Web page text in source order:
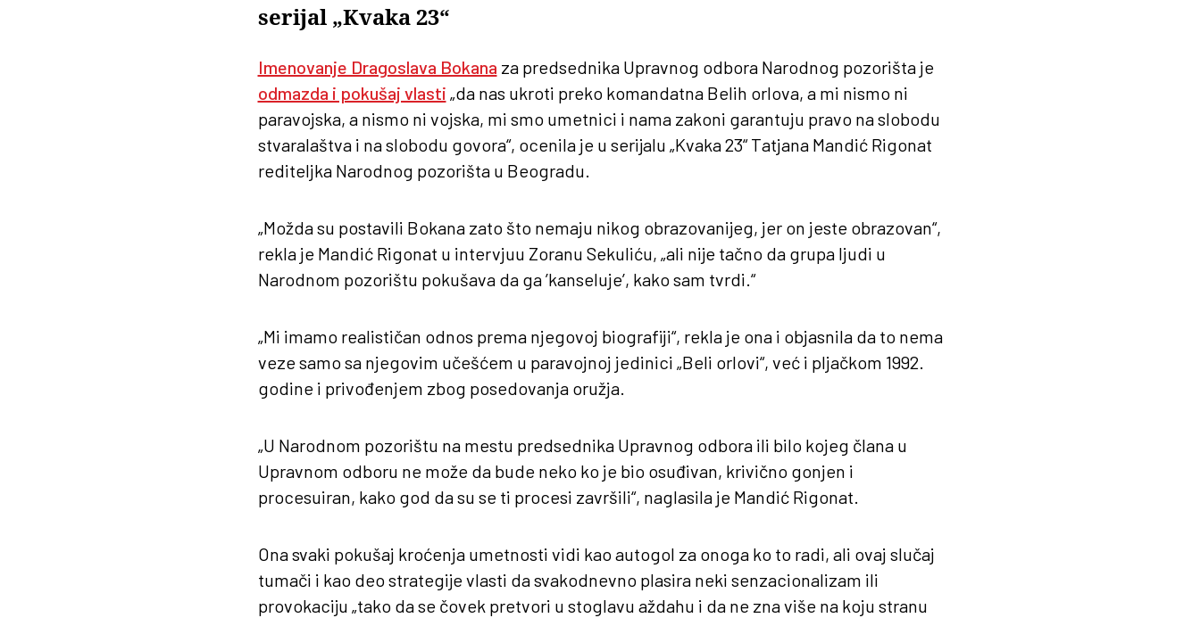
serijal „Kvaka 23“
Imenovanje Dragoslava Bokana za predsednika Upravnog odbora Narodnog pozorišta je
odmazda i pokušaj vlasti „da nas ukroti preko komandatna Belih orlova, a mi nismo ni
paravojska, a nismo ni vojska, mi smo umetnici i nama zakoni garantuju pravo na slobodu
stvaralaštva i na slobodu govora“, ocenila je u serijalu „Kvaka 23“ Tatjana Mandić Rigonat
rediteljka Narodnog pozorišta u Beogradu.
„Možda su postavili Bokana zato što nemaju nikog obrazovanijeg, jer on jeste obrazovan“,
rekla je Mandić Rigonat u intervjuu Zoranu Sekuliću, „ali nije tačno da grupa ljudi u
Narodnom pozorištu pokušava da ga ’kanseluje’, kako sam tvrdi.“
„Mi imamo realističan odnos prema njegovoj biografiji“, rekla je ona i objasnila da to nema
veze samo sa njegovim učešćem u paravojnoj jedinici „Beli orlovi“, već i pljačkom 1992.
godine i privođenjem zbog posedovanja oružja.
„U Narodnom pozorištu na mestu predsednika Upravnog odbora ili bilo kojeg člana u
Upravnom odboru ne može da bude neko ko je bio osuđivan, krivično gonjen i
procesuiran, kako god da su se ti procesi završili“, naglasila je Mandić Rigonat.
Ona svaki pokušaj kroćenja umetnosti vidi kao autogol za onoga ko to radi, ali ovaj slučaj
tumači i kao deo strategije vlasti da svakodnevno plasira neki senzacionalizam ili
provokaciju „tako da se čovek pretvori u stoglavu aždahu i da ne zna više na koju stranu